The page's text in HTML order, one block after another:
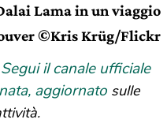
Lama in un viaggio
©Kris Krüg/Flickr
Segui il canale ufficiale
aggiornato sulle